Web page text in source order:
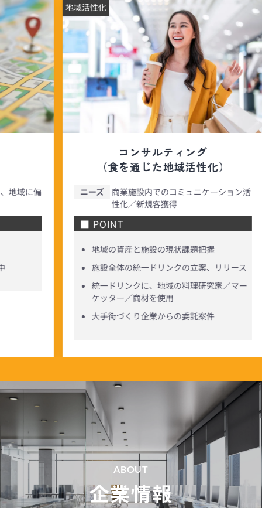
地域に偏
コンサルティング
（食を通じた地域活性化）
地域活性化
ニーズ
商業施設内でのコミュニケーション活
性化／新規客獲得
■ POINT
地域の資産と施設の現状課題把握
施設全体の統一ドリンクの立案、リリース
統一ドリンクに、地域の料理研究家／マー
ケッター／商材を使用
大手街づくり企業からの委託案件
ABOUT
企業情報